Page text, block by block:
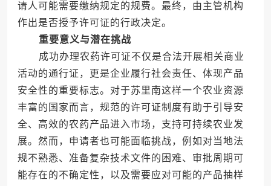
请人可能需要缴纳规定的规费。最终，由主管机构
作出是否授予许可证的行政决定。
重要意义与潜在挑战
成功办理农药许可证不仅是合法开展相关商业
活动的通行证，更是企业履行社会责任、体现产品
安全性的重要标志。对于苏里南这样一个农业资源
丰富的国家而言，规范的许可证制度有助于引导安
全、高效的农药产品进入市场，支持可持续农业发
展。然而，申请者也可能面临挑战，例如对当地法
规不熟悉、准备复杂技术文件的困难、审批周期可
能存在的不确定性，以及需要应对可能的产品抽样